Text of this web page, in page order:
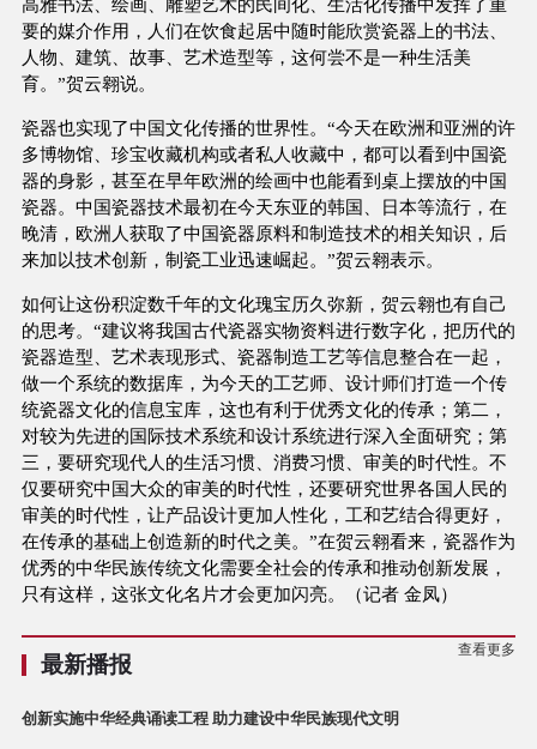
高雅书法、绘画、雕塑艺术的民间化、生活化传播中发挥了重
要的媒介作用，人们在饮食起居中随时能欣赏瓷器上的书法、
人物、建筑、故事、艺术造型等，这何尝不是一种生活美
育。”贺云翱说。
瓷器也实现了中国文化传播的世界性。“今天在欧洲和亚洲的许
多博物馆、珍宝收藏机构或者私人收藏中，都可以看到中国瓷
器的身影，甚至在早年欧洲的绘画中也能看到桌上摆放的中国
瓷器。中国瓷器技术最初在今天东亚的韩国、日本等流行，在
晚清，欧洲人获取了中国瓷器原料和制造技术的相关知识，后
来加以技术创新，制瓷工业迅速崛起。”贺云翱表示。
如何让这份积淀数千年的文化瑰宝历久弥新，贺云翱也有自己
的思考。“建议将我国古代瓷器实物资料进行数字化，把历代的
瓷器造型、艺术表现形式、瓷器制造工艺等信息整合在一起，
做一个系统的数据库，为今天的工艺师、设计师们打造一个传
统瓷器文化的信息宝库，这也有利于优秀文化的传承；第二，
对较为先进的国际技术系统和设计系统进行深入全面研究；第
三，要研究现代人的生活习惯、消费习惯、审美的时代性。不
仅要研究中国大众的审美的时代性，还要研究世界各国人民的
审美的时代性，让产品设计更加人性化，工和艺结合得更好，
在传承的基础上创造新的时代之美。”在贺云翱看来，瓷器作为
优秀的中华民族传统文化需要全社会的传承和推动创新发展，
只有这样，这张文化名片才会更加闪亮。（记者 金凤）
最新播报
查看更多
创新实施中华经典诵读工程 助力建设中华民族现代文明